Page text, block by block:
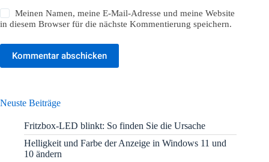
Meinen Namen, meine E-Mail-Adresse und meine Website
in diesem Browser für die nächste Kommentierung speichern.
Kommentar abschicken
Neuste Beiträge
Fritzbox-LED blinkt: So finden Sie die Ursache
Helligkeit und Farbe der Anzeige in Windows 11 und
10 ändern